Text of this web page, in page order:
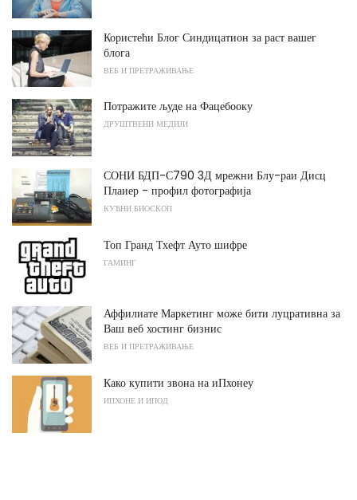
Користећи Блог Синдицатион за раст вашег
блога
ВЕБ И ПРЕТРАЖИВАЊЕ
Потражите људе на Фацебооку
ДРУШТВЕНИ МЕДИЈИ
СОНИ БДП-С790 3Д мрежни Блу-раи Дисц
Плаиер - профил фотографија
КУЋНИ БИОСКОП
Топ Гранд Тхефт Ауто шифре
ГАМИНГ
Аффилиате Маркетинг може бити луцративна за
Ваш веб хостинг бизнис
ВЕБ И ПРЕТРАЖИВАЊЕ
Како купити звона на иПхонеу
ИПХОНЕ И ИПОД